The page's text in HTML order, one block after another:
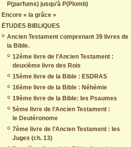
P(parfums) jusqu’à P(Plomb)
Encore « la grâce »
ÉTUDES BIBLIQUES
Ancien Testament comprenant 39 livres de
la Bible.
12ème livre de l’Ancien Testament :
deuxième livre des Rois
15ème livre de la Bible : ESDRAS
16ème livre de la Bible : Néhémie
19ème livre de la Bible: les Psaumes
5ème livre de l’Ancien Testament :
le Deutéronome
7ème livre de l’Ancien Testament : les
Juges (ch. 13)